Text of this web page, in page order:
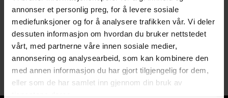
annonser et personlig preg, for å levere sosiale
mediefunksjoner og for å analysere trafikken vår. Vi deler
dessuten informasjon om hvordan du bruker nettstedet
vårt, med partnerne våre innen sosiale medier,
annonsering og analysearbeid, som kan kombinere den
med annen informasjon du har gjort tilgjengelig for dem,
eller som de har samlet inn gjennom din bruk av
Norsk Donald
Vol. 2
Hardcover · Norsk Bokmål
1